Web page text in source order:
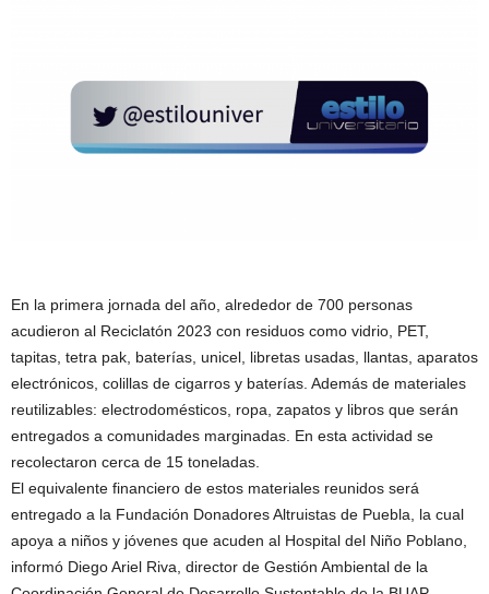
En la primera jornada del año, alrededor de 700 personas
acudieron al Reciclatón 2023 con residuos como vidrio, PET,
tapitas, tetra pak, baterías, unicel, libretas usadas, llantas, aparatos
electrónicos, colillas de cigarros y baterías. Además de materiales
reutilizables: electrodomésticos, ropa, zapatos y libros que serán
entregados a comunidades marginadas. En esta actividad se
recolectaron cerca de 15 toneladas.
El equivalente financiero de estos materiales reunidos será
entregado a la Fundación Donadores Altruistas de Puebla, la cual
apoya a niños y jóvenes que acuden al Hospital del Niño Poblano,
informó Diego Ariel Riva, director de Gestión Ambiental de la